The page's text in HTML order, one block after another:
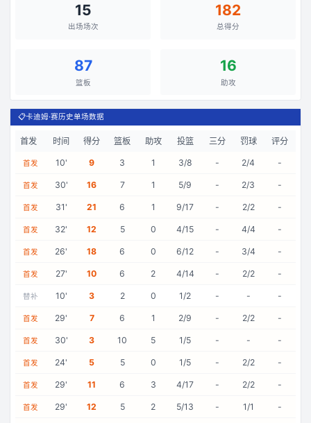
15
出场场次
182
总得分
87
篮板
16
助攻
📋卡迪姆·赛历史单场数据
首发 时间 得分 篮板 助攻 投篮 三分 罚球 评分
首发 10' 9 3 1 3/8 - 2/4 -
首发 30' 16 7 1 5/9 - 2/3 -
首发 31' 21 6 1 9/17 - 2/2 -
首发 32' 12 5 0 4/15 - 4/4 -
首发 26' 18 6 0 6/12 - 3/4 -
首发 27' 10 6 2 4/14 - 2/2 -
替补 10' 3 2 0 1/2 - - -
首发 29' 7 6 1 2/9 - 2/2 -
首发 30' 3 10 5 1/5 - - -
首发 24' 5 5 0 1/5 - 2/2 -
首发 29' 11 6 3 4/17 - 2/2 -
首发 29' 12 5 2 5/13 - 1/1 -